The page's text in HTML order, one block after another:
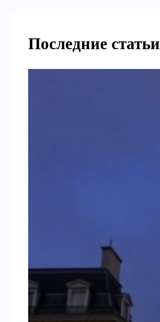
Последние статьи